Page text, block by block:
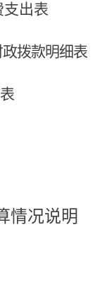
支出表
拨款明细表
情况说明